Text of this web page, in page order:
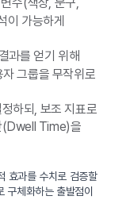
이 가능하게
과를 얻기 위해
그룹을 무작위로
하되, 보조 지표로
(Dwell Time)을
효과를 수치로 검증할
체화하는 출발점이